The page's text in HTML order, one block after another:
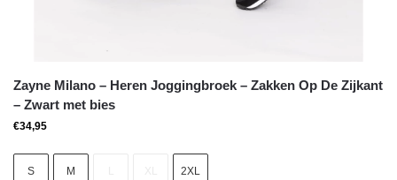
Zayne Milano – Heren Joggingbroek – Zakken Op De Zijkant
– Zwart met bies
€34,95
S M 2XL